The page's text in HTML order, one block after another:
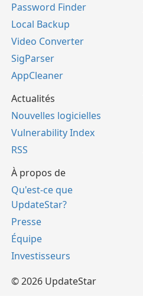
Password Finder
Local Backup
Video Converter
SigParser
AppCleaner
Actualités
Nouvelles logicielles
Vulnerability Index
RSS
À propos de
Qu'est-ce que
UpdateStar?
Presse
Équipe
Investisseurs
© 2026 UpdateStar